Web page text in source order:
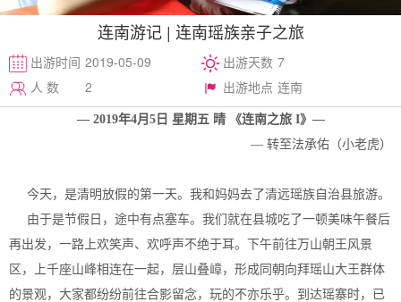
连南游记 | 连南瑶族亲子之旅
出游时间 2019-05-09 出游天数 7
人 数
2 出游地点 连南
— 2019年4月5日 星期五 晴 《连南之旅 I》—
— 转至法承佑（小老虎）
今天，是清明放假的第一天。我和妈妈去了清远瑶族自治县旅游。
由于是节假日，途中有点塞车。我们就在县城吃了一顿美味午餐后
再出发，一路上欢笑声、欢呼声不绝于耳。下午前往万山朝王风景
区，上千座山峰相连在一起，层山叠嶂，形成同朝向拜瑶山大王群体
的景观，大家都纷纷前往合影留念，玩的不亦乐乎。到达瑶寨时，已